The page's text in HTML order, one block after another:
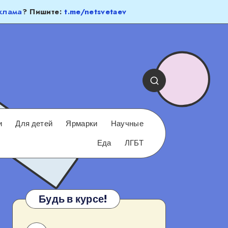
? Пишите:t.me/netsvetaev
Для детей Ярмарки
Научные
Еда
ЛГБТ
Будь в курсе!